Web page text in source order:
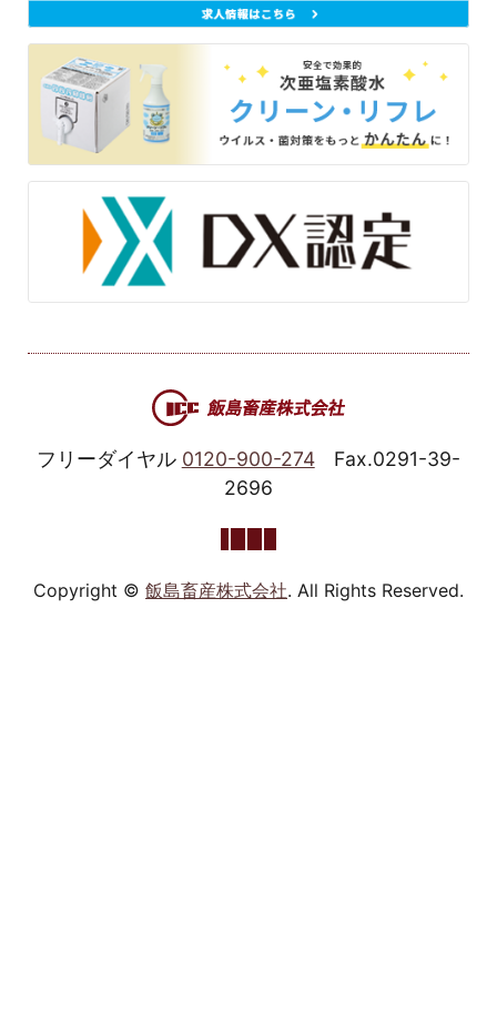
フリーダイヤル 0120-900-274
Fax.0291-39-
2696
Copyright © 飯島畜産株式会社. All Rights Reserved.